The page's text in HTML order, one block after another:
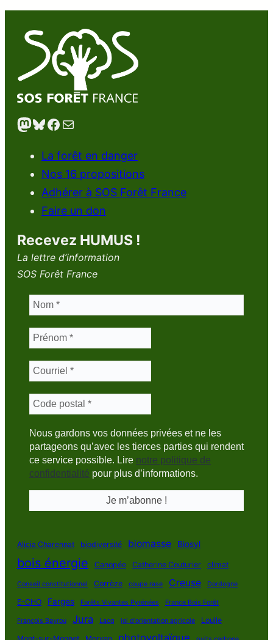
Mastodon Bluesky Facebook E-mail
La forêt en danger
Nos 16 propositions
Adhérer à SOS Forêt France
Faire un don
Recevez HUMUS !
La lettre d’information
SOS Forêt France
Nous gardons vos données privées et ne les
partageons qu’avec les tierces parties qui rendent
ce service possible. Lire notre politique de
confidentialité pour plus d’informations.
Alicia Charennat biodiversité biomasse Biosyl
bois énergie Canopée Catherine Couturier climat
Conseil constitutionnel Corrèze coupe rase Creuse Dordogne
E-CHO Farges Forêts Vivantes Pyrénées France Bois Forêt
François Bayrou Jura Lacq loi d'orientation agricole
Loulle